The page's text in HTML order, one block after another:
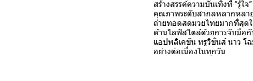
สร้างสรรค์ความบันเทิงที่ “รู้ใ
คุณภาพระดับสากลหลากหลา
ถ่ายทอดสดมวยไทยมากที่สุดใ
ด้านไลฟ์สไตล์ด้วยการจับมือ
แอปพลิเคชัน ทรูวิชั่นส์ นาว โ
อย่างต่อเนื่องในทุกวัน